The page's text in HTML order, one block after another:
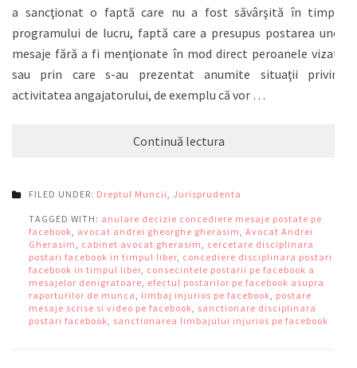
a sancţionat o faptă care nu a fost săvârşită în timpul
programului de lucru, faptă care a presupus postarea unor
mesaje fără a fi menţionate în mod direct peroanele vizate
sau prin care s-au prezentat anumite situaţii privind
activitatea angajatorului, de exemplu că vor …
Continuă lectura
FILED UNDER: Dreptul Muncii, Jurisprudenta
TAGGED WITH: anulare decizie concediere mesaje postate pe
facebook, avocat andrei gheorghe gherasim, Avocat Andrei
Gherasim, cabinet avocat gherasim, cercetare disciplinara
postari facebook in timpul liber, concediere disciplinara postari
facebook in timpul liber, consecintele postarii pe facebook a
mesajelor denigratoare, efectul postarilor pe facebook asupra
raporturilor de munca, limbaj injurios pe facebook, postare
mesaje scrise si video pe facebook, sanctionare disciplinara
postari facebook, sanctionarea limbajului injurios pe facebook